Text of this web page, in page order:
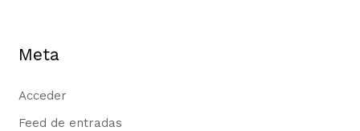
Meta
Acceder
Feed de entradas